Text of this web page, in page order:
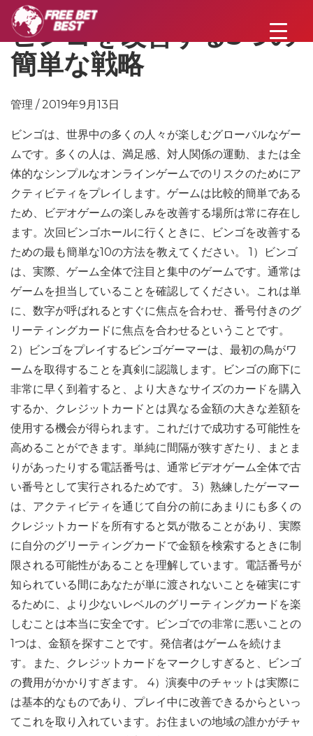
ビンゴを改善する5つの
簡単な戦略
管理 / 2019年9月13日
ビンゴは、世界中の多くの人々が楽しむグローバルなゲー
ムです。多くの人は、満足感、対人関係の運動、または全
体的なシンプルなオンラインゲームでのリスクのためにア
クティビティをプレイします。ゲームは比較的簡単である
ため、ビデオゲームの楽しみを改善する場所は常に存在し
ます。次回ビンゴホールに行くときに、ビンゴを改善する
ための最も簡単な10の方法を教えてください。 1）ビンゴ
は、実際、ゲーム全体で注目と集中のゲームです。通常は
ゲームを担当していることを確認してください。これは単
に、数字が呼ばれるとすぐに焦点を合わせ、番号付きのグ
リーティングカードに焦点を合わせるということです。
2）ビンゴをプレイするビンゴゲーマーは、最初の鳥がワ
ームを取得することを真剣に認識します。ビンゴの廊下に
非常に早く到着すると、より大きなサイズのカードを購入
するか、クレジットカードとは異なる金額の大きな差額を
使用する機会が得られます。これだけで成功する可能性を
高めることができます。単純に間隔が狭すぎたり、まとま
りがあったりする電話番号は、通常ビデオゲーム全体で古
い番号として実行されるためです。 3）熟練したゲーマー
は、アクティビティを通じて自分の前にあまりにも多くの
クレジットカードを所有すると気が散ることがあり、実際
に自分のグリーティングカードで金額を検索するときに制
限される可能性があることを理解しています。電話番号が
知られている間にあなたが単に渡されないことを確実にす
るために、より少ないレベルのグリーティングカードを楽
しむことは本当に安全です。ビンゴでの非常に悪いことの
1つは、金額を探すことです。発信者はゲームを続けま
す。また、クレジットカードをマークしすぎると、ビンゴ
の費用がかかりすぎます。 4）演奏中のチャットは実際に
は基本的なものであり、プレイ中に改善できるからといっ
てこれを取り入れています。お住まいの地域の誰かがチャ